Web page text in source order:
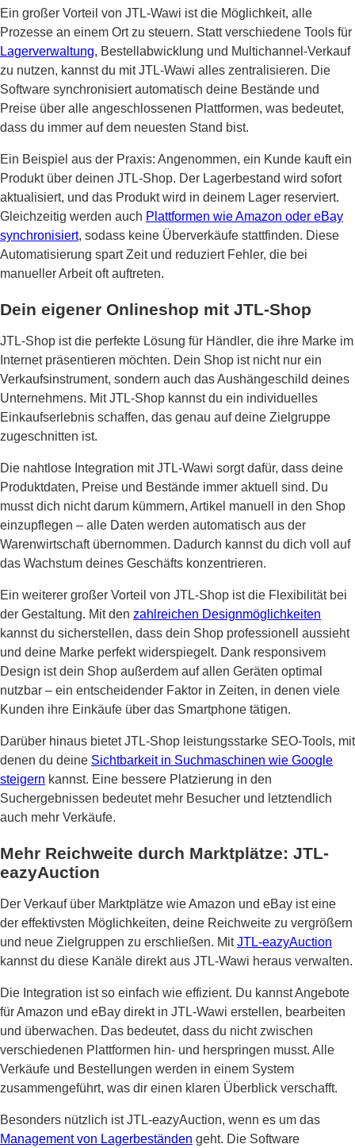
Ein großer Vorteil von JTL-Wawi ist die Möglichkeit, alle
Prozesse an einem Ort zu steuern. Statt verschiedene Tools für
Lagerverwaltung, Bestellabwicklung und Multichannel-Verkauf
zu nutzen, kannst du mit JTL-Wawi alles zentralisieren. Die
Software synchronisiert automatisch deine Bestände und
Preise über alle angeschlossenen Plattformen, was bedeutet,
dass du immer auf dem neuesten Stand bist.
Ein Beispiel aus der Praxis: Angenommen, ein Kunde kauft ein
Produkt über deinen JTL-Shop. Der Lagerbestand wird sofort
aktualisiert, und das Produkt wird in deinem Lager reserviert.
Gleichzeitig werden auch Plattformen wie Amazon oder eBay
synchronisiert, sodass keine Überverkäufe stattfinden. Diese
Automatisierung spart Zeit und reduziert Fehler, die bei
manueller Arbeit oft auftreten.
Dein eigener Onlineshop mit JTL-Shop
JTL-Shop ist die perfekte Lösung für Händler, die ihre Marke im
Internet präsentieren möchten. Dein Shop ist nicht nur ein
Verkaufsinstrument, sondern auch das Aushängeschild deines
Unternehmens. Mit JTL-Shop kannst du ein individuelles
Einkaufserlebnis schaffen, das genau auf deine Zielgruppe
zugeschnitten ist.
Die nahtlose Integration mit JTL-Wawi sorgt dafür, dass deine
Produktdaten, Preise und Bestände immer aktuell sind. Du
musst dich nicht darum kümmern, Artikel manuell in den Shop
einzupflegen – alle Daten werden automatisch aus der
Warenwirtschaft übernommen. Dadurch kannst du dich voll auf
das Wachstum deines Geschäfts konzentrieren.
Ein weiterer großer Vorteil von JTL-Shop ist die Flexibilität bei
der Gestaltung. Mit den zahlreichen Designmöglichkeiten
kannst du sicherstellen, dass dein Shop professionell aussieht
und deine Marke perfekt widerspiegelt. Dank responsivem
Design ist dein Shop außerdem auf allen Geräten optimal
nutzbar – ein entscheidender Faktor in Zeiten, in denen viele
Kunden ihre Einkäufe über das Smartphone tätigen.
Darüber hinaus bietet JTL-Shop leistungsstarke SEO-Tools, mit
denen du deine Sichtbarkeit in Suchmaschinen wie Google
steigern kannst. Eine bessere Platzierung in den
Suchergebnissen bedeutet mehr Besucher und letztendlich
auch mehr Verkäufe.
Mehr Reichweite durch Marktplätze: JTL-
eazyAuction
Der Verkauf über Marktplätze wie Amazon und eBay ist eine
der effektivsten Möglichkeiten, deine Reichweite zu vergrößern
und neue Zielgruppen zu erschließen. MitJTL-eazyAuction
kannst du diese Kanäle direkt aus JTL-Wawi heraus verwalten.
Die Integration ist so einfach wie effizient. Du kannst Angebote
für Amazon und eBay direkt in JTL-Wawi erstellen, bearbeiten
und überwachen. Das bedeutet, dass du nicht zwischen
verschiedenen Plattformen hin- und herspringen musst. Alle
Verkäufe und Bestellungen werden in einem System
zusammengeführt, was dir einen klaren Überblick verschafft.
Besonders nützlich ist JTL-eazyAuction, wenn es um das
Management von Lagerbeständen geht. Die Software